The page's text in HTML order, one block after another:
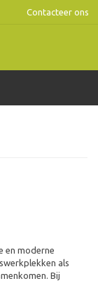
Contacteer ons
en moderne
als
Bij